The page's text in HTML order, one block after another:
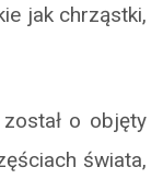
jak chrząstki,
o objęty
świata,